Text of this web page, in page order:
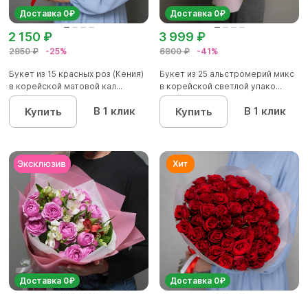
Доставка 0₽
2850 ₽ -25%
2 150 ₽
Букет из 15 красных роз (Кения)
в корейской матовой кал...
Купить В 1 клик
Доставка 0₽
6800 ₽ -41%
3 999 ₽
Букет из 25 альстромерий микс
в корейской светлой упако...
Купить В 1 клик
Доставка 0₽ Доставка 0₽